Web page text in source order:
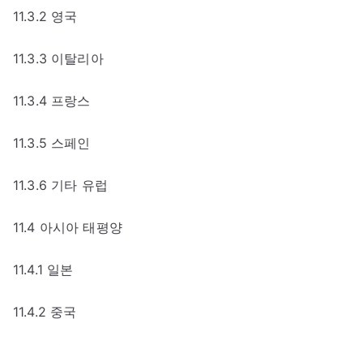
11.3.2 영국
11.3.3 이탈리아
11.3.4 프랑스
11.3.5 스페인
11.3.6 기타 유럽
11.4 아시아 태평양
11.4.1 일본
11.4.2 중국